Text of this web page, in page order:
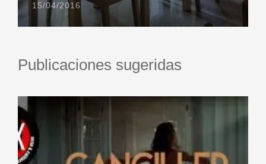
15/04/2016
Publicaciones sugeridas